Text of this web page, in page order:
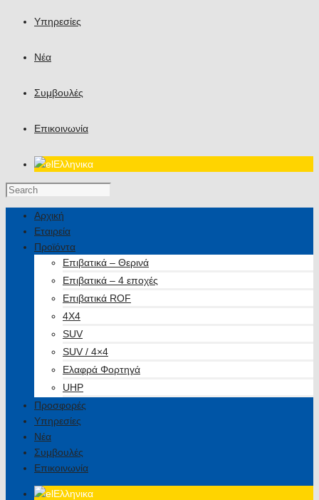
Υπηρεσίες
Νέα
Συμβουλές
Επικοινωνία
Ελληνικα
Αρχική
Εταιρεία
Προϊόντα
Επιβατικά – Θερινά
Επιβατικά – 4 εποχές
Επιβατικά ROF
4X4
SUV
SUV / 4×4
Ελαφρά Φορτηγά
UHP
Προσφορές
Υπηρεσίες
Νέα
Συμβουλές
Επικοινωνία
Ελληνικα